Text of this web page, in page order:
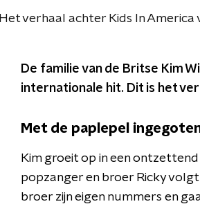
Het verhaal achter Kids In America
De familie van de Britse Kim
internationale hit. Dit is het
Met de paplepel
Kim groeit op in een
popzanger en broer Ricky
broer zijn eigen nummers en